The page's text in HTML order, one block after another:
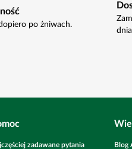
po żniwach.
zadawane pytania Blog